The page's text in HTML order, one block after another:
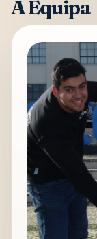
A Equipa